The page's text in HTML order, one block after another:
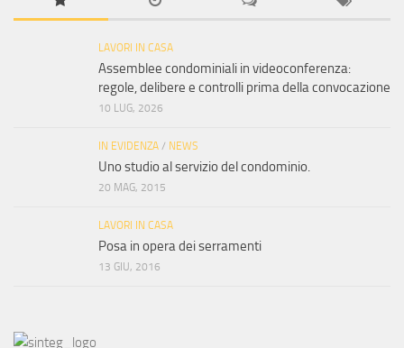
LAVORI IN CASA
Assemblee condominiali in videoconferenza:
regole, delibere e controlli prima della convocazione
10 LUG, 2026
IN EVIDENZA / NEWS
Uno studio al servizio del condominio.
20 MAG, 2015
LAVORI IN CASA
Posa in opera dei serramenti
13 GIU, 2016